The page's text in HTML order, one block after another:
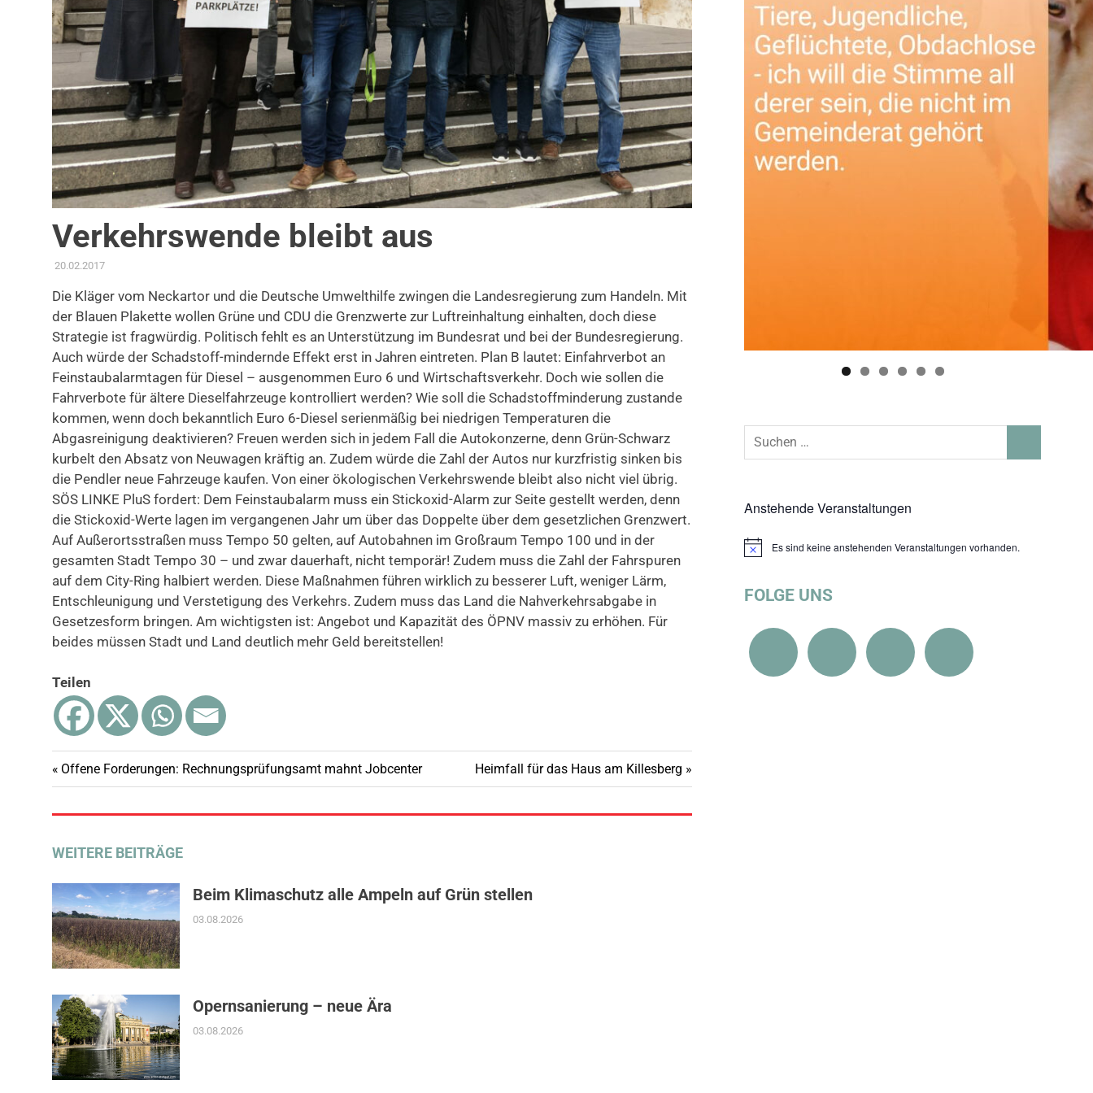
Verkehrswende bleibt aus
20.02.2017ADMIN
AKTUELLES
Die Kläger vom Neckartor und die Deutsche Umwelthilfe zwingen die Landesregierung zum Handeln. Mit
der Blauen Plakette wollen Grüne und CDU die Grenzwerte zur Luftreinhaltung einhalten, doch diese
Strategie ist fragwürdig. Politisch fehlt es an Unterstützung im Bundesrat und bei der Bundesregierung.
Auch würde der Schadstoff-mindernde Effekt erst in Jahren eintreten. Plan B lautet: Einfahrverbot an
Feinstaubalarmtagen für Diesel – ausgenommen Euro 6 und Wirtschaftsverkehr. Doch wie sollen die
Fahrverbote für ältere Dieselfahrzeuge kontrolliert werden? Wie soll die Schadstoffminderung zustande
kommen, wenn doch bekanntlich Euro 6-Diesel serienmäßig bei niedrigen Temperaturen die
Abgasreinigung deaktivieren? Freuen werden sich in jedem Fall die Autokonzerne, denn Grün-Schwarz
kurbelt den Absatz von Neuwagen kräftig an. Zudem würde die Zahl der Autos nur kurzfristig sinken bis
die Pendler neue Fahrzeuge kaufen. Von einer ökologischen Verkehrswende bleibt also nicht viel übrig.
SÖS LINKE PluS fordert: Dem Feinstaubalarm muss ein Stickoxid-Alarm zur Seite gestellt werden, denn
die Stickoxid-Werte lagen im vergangenen Jahr um über das Doppelte über dem gesetzlichen Grenzwert.
Auf Außerortsstraßen muss Tempo 50 gelten, auf Autobahnen im Großraum Tempo 100 und in der
gesamten Stadt Tempo 30 – und zwar dauerhaft, nicht temporär! Zudem muss die Zahl der Fahrspuren
auf dem City-Ring halbiert werden. Diese Maßnahmen führen wirklich zu besserer Luft, weniger Lärm,
Entschleunigung und Verstetigung des Verkehrs. Zudem muss das Land die Nahverkehrsabgabe in
Gesetzesform bringen. Am wichtigsten ist: Angebot und Kapazität des ÖPNV massiv zu erhöhen. Für
beides müssen Stadt und Land deutlich mehr Geld bereitstellen!
Teilen
Beitragsnavigation
Vorheriger
Beitrag:
Offene Forderungen: Rechnungsprüfungsamt mahnt Jobcenter
Nächster
Beitrag:
Heimfall für das Haus am Killesberg
WEITERE BEITRÄGE
Beim Klimaschutz alle Ampeln auf Grün stellen
03.08.2026
Opernsanierung – neue Ära
03.08.2026
Suchen
Anstehende Veranstaltungen
HinweisEs sind keine anstehenden Veranstaltungen vorhanden.
FOLGE UNS